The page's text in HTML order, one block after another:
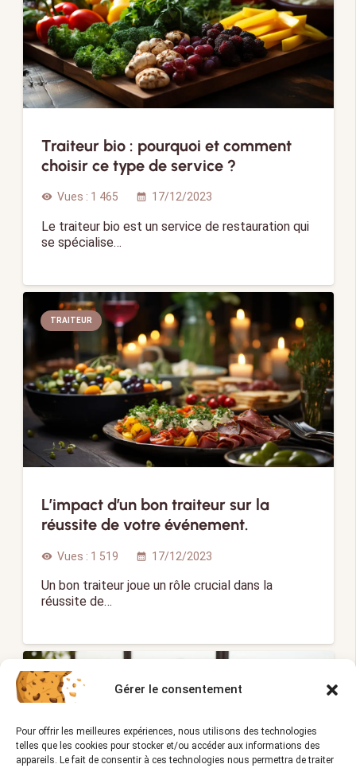
Gérer le consentement
Pour offrir les meilleures expériences, nous utilisons des technologies
telles que les cookies pour stocker et/ou accéder aux informations des
appareils. Le fait de consentir à ces technologies nous permettra de traiter
Traiteur bio : pourquoi et comment
choisir ce type de service ?
visibility Vues : 1 465 calendar_month 17/12/2023
Le traiteur bio est un service de restauration qui
se spécialise…
TRAITEUR
L’impact d’un bon traiteur sur la
réussite de votre événement.
visibility Vues : 1 519 calendar_month 17/12/2023
Un bon traiteur joue un rôle crucial dans la
réussite de…
TRAITEUR